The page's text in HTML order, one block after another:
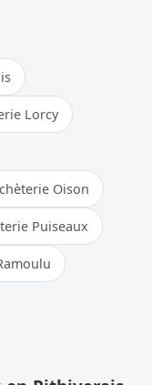
Lorcy
Oison
Puiseaux